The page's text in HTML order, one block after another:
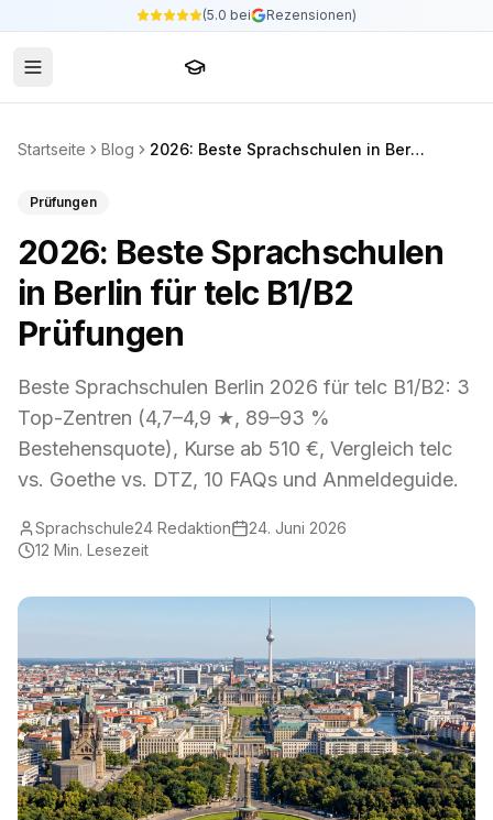
(5.0 bei Rezensionen)
Sprachschule24
Startseite Blog 2026: Beste Sprachschulen in Berlin für telc B1/B2 Prüfungen
Prüfungen
2026: Beste Sprachschulen
in Berlin für telc B1/B2
Prüfungen
Beste Sprachschulen Berlin 2026 für telc B1/B2: 3
Top-Zentren (4,7–4,9 ★, 89–93 %
Bestehensquote), Kurse ab 510 €, Vergleich telc
vs. Goethe vs. DTZ, 10 FAQs und Anmeldeguide.
Sprachschule24 Redaktion
24. Juni 2026
12 Min. Lesezeit